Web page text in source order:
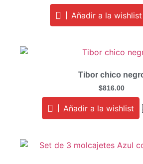
Añadir a la wishlist
Tibor chico
$816.00
Añadir a la wishlist